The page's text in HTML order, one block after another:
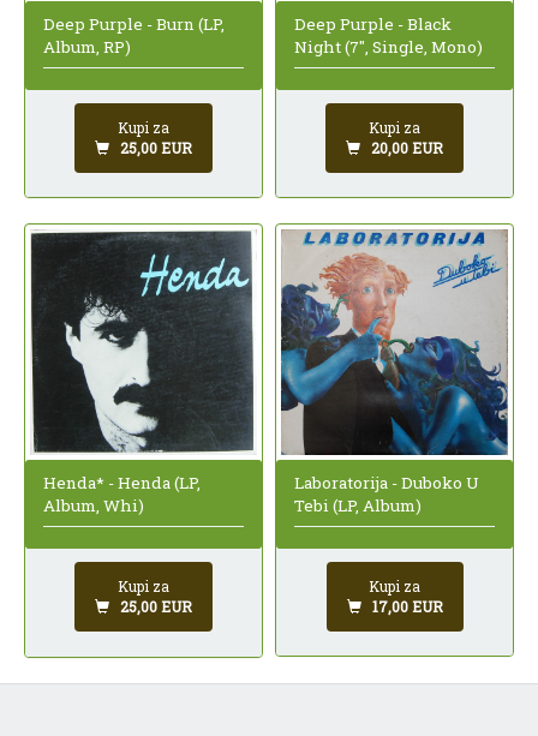
Deep Purple - Burn (LP,
Album, RP)
Kupi za
25,00 EUR
Deep Purple - Black
Night (7", Single, Mono)
Kupi za
20,00 EUR
Henda* - Henda (LP,
Album, Whi)
Kupi za
25,00 EUR
Laboratorija - Duboko U
Tebi (LP, Album)
Kupi za
17,00 EUR